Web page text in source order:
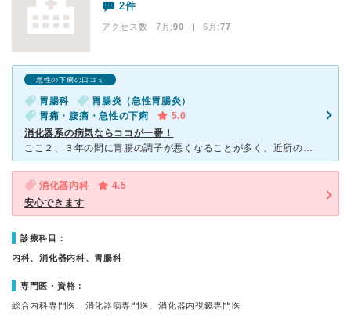
2件
アクセス数 7月:90 | 6月:77
急性の下痢の口コミ
胃腸科
胃腸炎（急性胃腸炎）
胃痛・腹痛・急性の下痢
5.0
消化器系の病気ならココが一番！
ここ２、３年の間に胃腸の調子が悪くなることが多く、近所の内科へ行っていたのですが、友人の勧めでこの病院に行きました。 病院はきれいなビルの２階にあり、１階は処方箋の薬局になっています。 病院内は、
消化器内科
4.5
安心できます
診療科目：
内科、消化器内科、胃腸科
専門医・資格：
総合内科専門医、消化器病専門医、消化器内視鏡専門医